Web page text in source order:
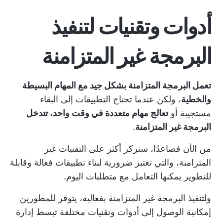
أدوات وتقنيات لتنفيذ
البرمجة غير المتزامنة
تعمل البرمجة المتزامنة بشكل جيد مع المهام البسيطة
والخطية، ولكن عندما تحتاج التطبيقات إلى البقاء
مستجيبة أوتعالج مهام متعددة في وقت واحد، تتدخل
البرمجة غير المتزامنة.
من الآن فصاعدًا، سنركز أكثر على التقنيات غير
المتزامنة، والتي تعتبر ضرورية لبناء تطبيقات فعالة وقابلة
للتطوير يمكنها التعامل مع متطلبات اليوم.
ولتنفيذ البرمجة غير المتزامنة بفعالية، يتوفر للمطورين
إمكانية الوصول إلى أدوات وتقنيات مختلفة تبسط إدارة